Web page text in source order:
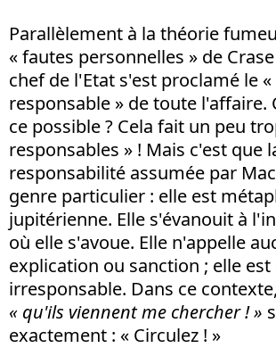
Parallèlement à la théorie
« fautes personnelles » de
chef de l'Etat s'est proclamé le «
responsable » de toute l'affaire.
ce possible ? Cela fait un peu
responsables » ! Mais c'est que
responsabilité assumée par
genre particulier : elle est
jupitérienne. Elle s'évanouit à
où elle s'avoue. Elle n'appelle
explication ou sanction ; elle
irresponsable. Dans ce
« qu'ils viennent me chercher ! »
exactement : « Circulez ! »